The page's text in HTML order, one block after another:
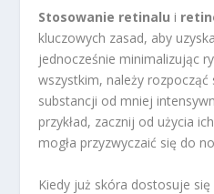
Stosowanie retinalu i
kluczowych zasad, aby
jednocześnie minimalizując
wszystkim, należy
substancji od mniej
przykład, zacznij od użycia
mogła przyzwyczaić się do
Kiedy już skóra dostosuje